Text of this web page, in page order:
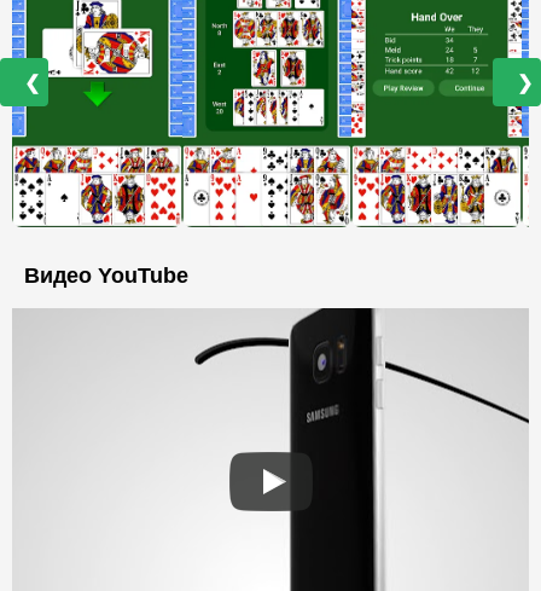
❮ ❯
Видео YouTube